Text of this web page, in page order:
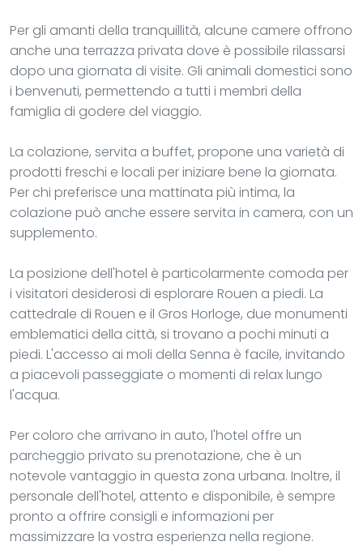
Per gli amanti della tranquillità, alcune camere offrono
anche una terrazza privata dove è possibile rilassarsi
dopo una giornata di visite. Gli animali domestici sono
i benvenuti, permettendo a tutti i membri della
famiglia di godere del viaggio.
La colazione, servita a buffet, propone una varietà di
prodotti freschi e locali per iniziare bene la giornata.
Per chi preferisce una mattinata più intima, la
colazione può anche essere servita in camera, con un
supplemento.
La posizione dell'hotel è particolarmente comoda per
i visitatori desiderosi di esplorare Rouen a piedi. La
cattedrale di Rouen e il Gros Horloge, due monumenti
emblematici della città, si trovano a pochi minuti a
piedi. L'accesso ai moli della Senna è facile, invitando
a piacevoli passeggiate o momenti di relax lungo
l'acqua.
Per coloro che arrivano in auto, l'hotel offre un
parcheggio privato su prenotazione, che è un
notevole vantaggio in questa zona urbana. Inoltre, il
personale dell'hotel, attento e disponibile, è sempre
pronto a offrire consigli e informazioni per
massimizzare la vostra esperienza nella regione.